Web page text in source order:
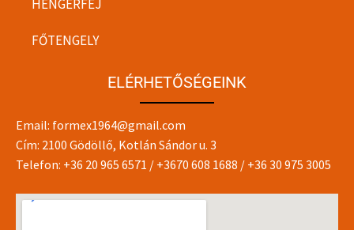
HENGERFEJ
FŐTENGELY
ELÉRHETŐSÉGEINK
Email: formex1964@gmail.com
Cím: 2100 Gödöllő, Kotlán Sándor u. 3
Telefon: +36 20 965 6571 / +3670 608 1688 / +36 30 975 3005